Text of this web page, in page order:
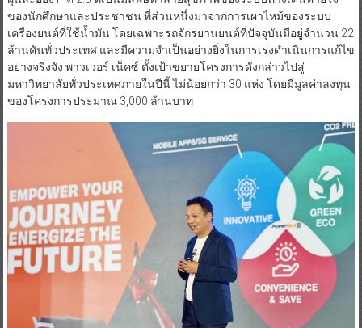
ของนักศึกษาและประชาชน ที่ส่วนหนึ่งมาจากการเผาไหม้ของระบบ
เครื่องยนต์ที่ใช้น้ำมัน โดยเฉพาะรถจักรยานยนต์ที่ปัจจุบันมีอยู่จำนวน 22
ล้านคันทั่วประเทศ และมีความจำเป็นอย่างยิ่งในการเร่งดำเนินการแก้ไข
อย่างจริงจัง พาวเวอร์ เน็คซ์ ตั้งเป้าขยายโครงการดังกล่าวไปสู่
มหาวิทยาลัยทั่วประเทศภายในปีนี้ ไม่น้อยกว่า 30 แห่ง โดยมีมูลค่าลงทุน
ของโครงการประมาณ 3,000 ล้านบาท